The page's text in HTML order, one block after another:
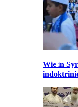
Wie in